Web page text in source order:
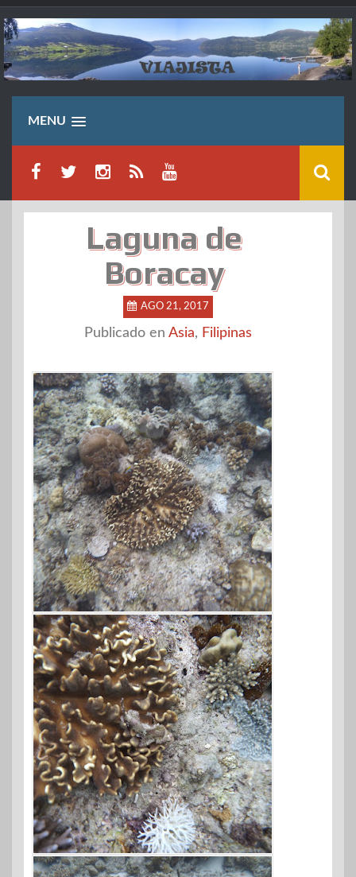
Saltar
al
contenido
MENU
Laguna de
Boracay
AGO 21, 2017
Publicado en Asia, Filipinas